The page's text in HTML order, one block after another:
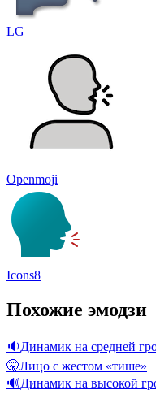
LG
Openmoji
Icons8
Похожие эмодзи
🔉Динамик на средней
🤫Лицо с жестом «тише»
🔊Динамик на высокой